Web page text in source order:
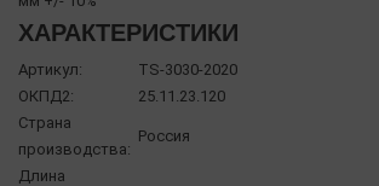
ХАРАКТЕРИСТИКИ
Артикул:
TS-3030-2020
ОКПД2:
25.11.23.120
Страна
производства:
Россия
Длина